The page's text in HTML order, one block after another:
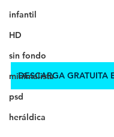
infantil
HD
sin fondo
minimalista
psd
heráldica